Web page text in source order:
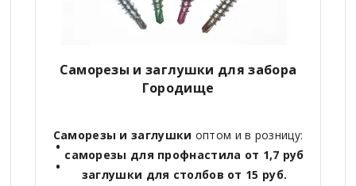
Саморезы и заглушки для забора
Городище
Саморезы и заглушки оптом и в розницу:
саморезы для профнастила от 1,7 руб
заглушки для столбов от 15 руб.